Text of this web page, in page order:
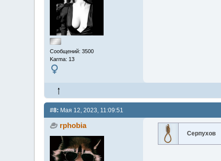
Сообщений: 3500
Karma: 13
#8: Мая 12, 2023, 11:09:51
rphobia
Серпухов